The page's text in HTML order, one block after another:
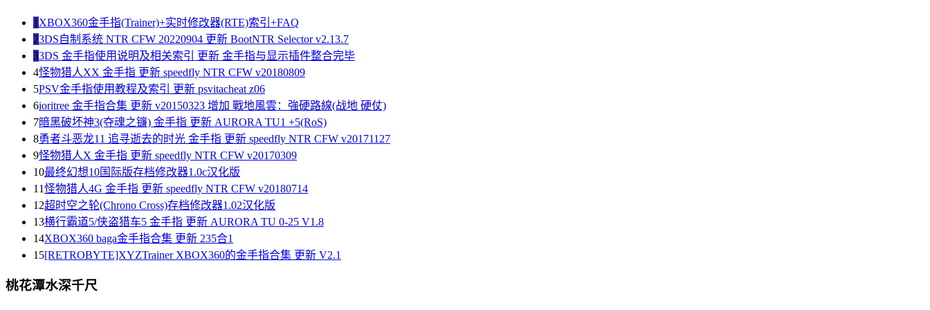
1 XBOX360金手指(Trainer)+实时修改器(RTE)索引+FAQ
23DS自制系统 NTR CFW 20220904 更新 BootNTR Selector v2.13.7
33DS 金手指使用说明及相关索引 更新 金手指与显示插件整合完毕
4怪物猎人XX 金手指 更新 speedfly NTR CFW v20180809
5PSV金手指使用教程及索引 更新 psvitacheat z06
6ioritree 金手指合集 更新 v20150323 增加 戰地風雲：強硬路線(战地 硬仗)
7暗黑破坏神3(夺魂之镰) 金手指 更新 AURORA TU1 +5(RoS)
8勇者斗恶龙11 追寻逝去的时光 金手指 更新 speedfly NTR CFW v20171127
9怪物猎人X 金手指 更新 speedfly NTR CFW v20170309
10最终幻想10国际版存档修改器1.0c汉化版
11怪物猎人4G 金手指 更新 speedfly NTR CFW v20180714
12超时空之轮(Chrono Cross)存档修改器1.02汉化版
13横行霸道5/侠盗猎车5 金手指 更新 AURORA TU 0-25 V1.8
14XBOX360 baga金手指合集 更新 235合1
15[RETROBYTE]XYZTrainer XBOX360的金手指合集 更新 V2.1
桃花潭水深千尺